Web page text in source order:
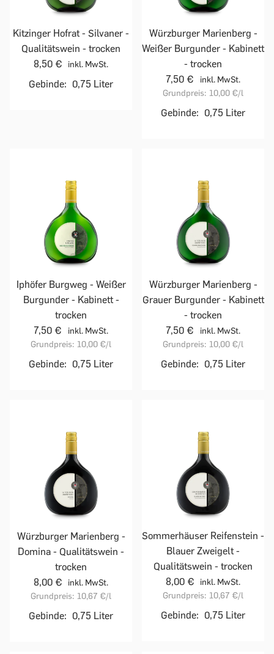
Kitzinger Hofrat - Silvaner -
Qualitätswein - trocken
8,50 €
inkl. MwSt.
Gebinde: 0,75 Liter
Würzburger Marienberg -
Weißer Burgunder - Kabinett
- trocken
7,50 €
inkl. MwSt.
Grundpreis: 10,00 €/l
Gebinde: 0,75 Liter
Iphöfer Burgweg - Weißer
Burgunder - Kabinett -
trocken
7,50 €
inkl. MwSt.
Grundpreis: 10,00 €/l
Gebinde: 0,75 Liter
Würzburger Marienberg -
Grauer Burgunder - Kabinett
- trocken
7,50 €
inkl. MwSt.
Grundpreis: 10,00 €/l
Gebinde: 0,75 Liter
Würzburger Marienberg -
Domina - Qualitätswein -
trocken
8,00 €
inkl. MwSt.
Grundpreis: 10,67 €/l
Gebinde: 0,75 Liter
Sommerhäuser Reifenstein -
Blauer Zweigelt -
Qualitätswein - trocken
8,00 €
inkl. MwSt.
Grundpreis: 10,67 €/l
Gebinde: 0,75 Liter